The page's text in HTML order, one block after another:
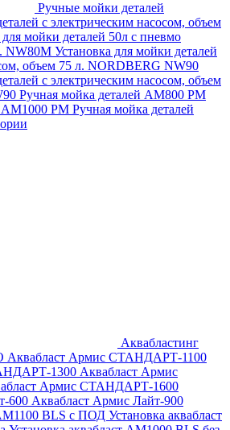
Ручные мойки деталей
с электрическим насосом, объем
для мойки деталей 50л с пневмо
NW80M Установка для мойки деталей
объем 75 л. NORDBERG NW90
с электрическим насосом, объем
Ручная мойка деталей АМ800 РМ
АМ1000 РМ Ручная мойка деталей
Аквабластинг
Аквабласт Армис СТАНДАРТ-1100
1300 Аквабласт Армис
Армис СТАНДАРТ-1600
600 Аквабласт Армис Лайт-900
BLS с ПОД Установка аквабласт